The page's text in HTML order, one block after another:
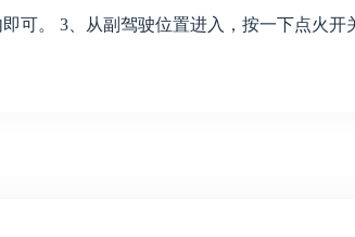
可。 3、从副驾驶位置进入，按一下点火